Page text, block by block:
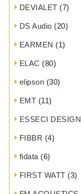
DEVIALET (7)
DS Audio (20)
EARMEN (1)
ELAC (80)
elipson (30)
EMT (11)
ESSECI DESIGN
FIBBR (4)
fidata (6)
FIRST WATT (3)